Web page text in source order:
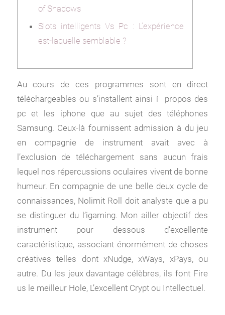
of Shadows
Slots intelligents Vs Pc : L’expérience
est-laquelle semblable ?
Au cours de ces programmes sont en direct
téléchargeables ou s’installent ainsi í propos des
pc et les iphone que au sujet des téléphones
Samsung. Ceux-là fournissent admission à du jeu
en compagnie de instrument avait avec à
l’exclusion de téléchargement sans aucun frais
lequel nos répercussions oculaires vivent de bonne
humeur. En compagnie de une belle deux cycle de
connaissances, Nolimit Roll doit analyste que a pu
se distinguer du l’igaming. Mon ailler objectif des
instrument pour dessous d’excellente
caractéristique, associant énormément de choses
créatives telles dont xNudge, xWays, xPays, ou
autre. Du les jeux davantage célèbres, ils font Fire
us le meilleur Hole, L’excellent Crypt ou Intellectuel.